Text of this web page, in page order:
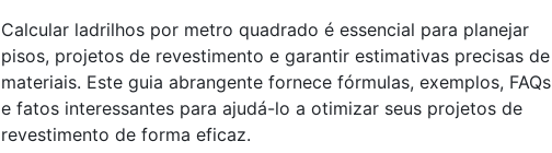
Calcular ladrilhos por metro quadrado é essencial para planejar
pisos, projetos de revestimento e garantir estimativas precisas de
materiais. Este guia abrangente fornece fórmulas, exemplos, FAQs
e fatos interessantes para ajudá-lo a otimizar seus projetos de
revestimento de forma eficaz.